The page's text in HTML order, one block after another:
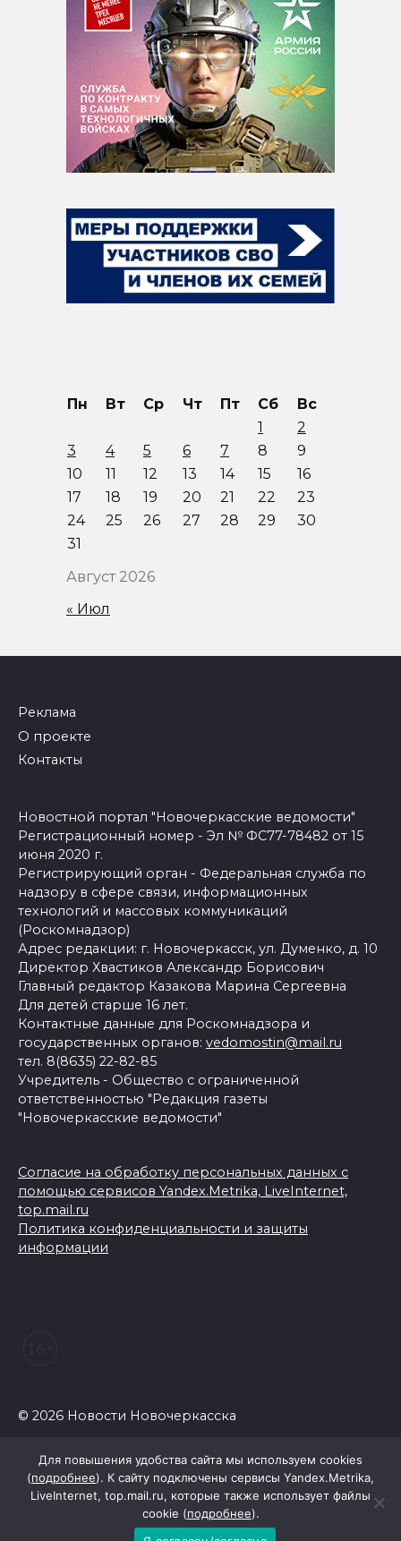
Август 2026
Пн Вт Ср Чт Пт Сб
Вс
1
2
3
4 5 6 7 8
9
10
11 12 13 14 15
16
17
18 19 20 21 22
23
24
25 26 27 28 29
30
31
« Июл
Реклама
О проекте
Контакты
Новостной портал "Новочеркасские ведомости"
Регистрационный номер - Эл № ФС77-78482 от 15
июня 2020 г.
Регистрирующий орган - Федеральная служба по
надзору в сфере связи, информационных
технологий и массовых коммуникаций
(Роскомнадзор)
Адрес редакции: г. Новочеркасск, ул. Думенко, д. 10
Директор Хвастиков Александр Борисович
Главный редактор Казакова Марина Сергеевна
Для детей старше 16 лет.
Контактные данные для Роскомнадзора и
государственных органов: vedomostin@mail.ru
тел. 8(8635) 22-82-85
Учредитель - Общество с ограниченной
ответственностью "Редакция газеты
"Новочеркасские ведомости"
Согласие на обработку персональных данных с
помощью сервисов Yandex.Metrika, LiveInternet,
top.mail.ru
Политика конфиденциальности и защиты
информации
© 2026 Новости Новочеркасска
Для повышения удобства сайта мы используем cookies
(подробнее). К сайту подключены сервисы Yandex.Metrika,
LiveInternet, top.mail.ru, которые также использует файлы
cookie (подробнее).